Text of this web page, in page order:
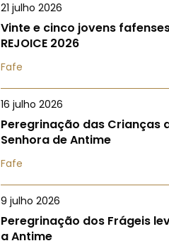
21 julho 2026
Vinte e cinco jovens
REJOICE 2026
Fafe
16 julho 2026
Peregrinação das Crianças
Senhora de Antime
Fafe
9 julho 2026
Peregrinação dos Frágeis
a Antime